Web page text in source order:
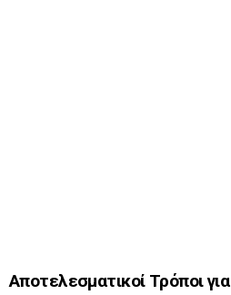
Αποτελεσματικοί Τρόποι